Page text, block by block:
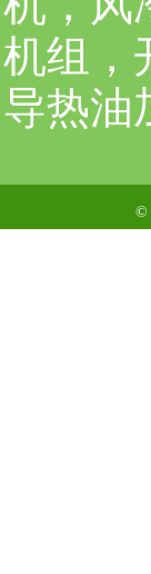
机组，
导热油
©